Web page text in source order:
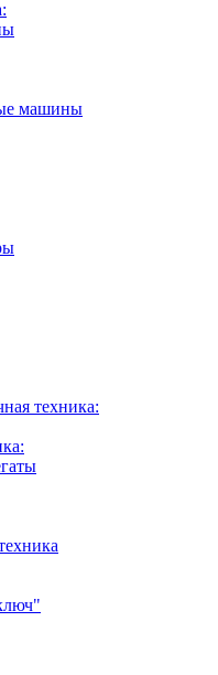
машины
техника: